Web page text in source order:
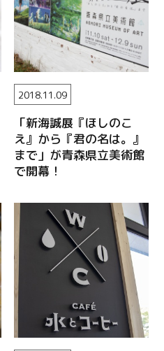
「新海誠展『ほしのこ
え』から『君の名は。』
まで」が青森県立美術館
で開幕！
2018.11.09